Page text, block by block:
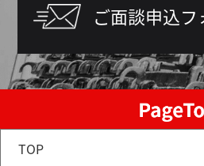
ご面談申込フ
TOP